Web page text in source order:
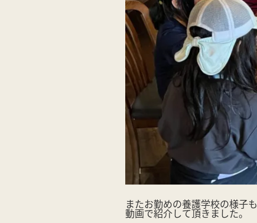
またお勤めの養護学校の様子も
動画で紹介して頂きました。